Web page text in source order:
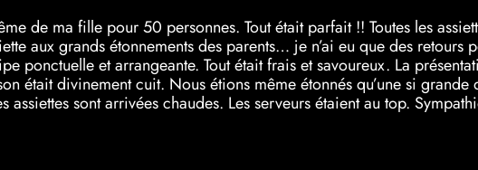
de ma fille pour 50 personnes. Tout était parfait !! Toutes les
aux grands étonnements des parents… je n’ai eu que des retours
ponctuelle et arrangeante. Tout était frais et savoureux. La
était divinement cuit. Nous étions même étonnés qu’une si grande
sont arrivées chaudes. Les serveurs étaient au top.